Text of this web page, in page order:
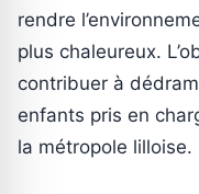
rendre
plus chaleureux.
contribuer à
enfants pris en
la métropole lilloise.